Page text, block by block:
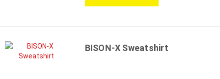
BISON-X Sweatshirt